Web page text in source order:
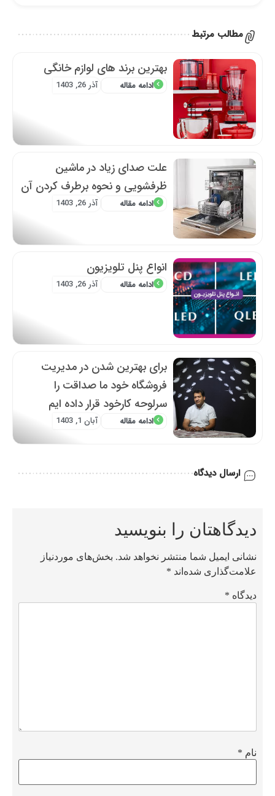
مطالب مرتبط
بهترین برند های لوازم خانگی
ادامه مقاله آذر 26, 1403
علت صدای زیاد در ماشین
ظرفشویی و نحوه برطرف کردن آن
ادامه مقاله آذر 26, 1403
انواع پنل تلویزیون
ادامه مقاله آذر 26, 1403
برای بهترین شدن در مدیریت
فروشگاه خود ما صداقت را
سرلوحه کارخود قرار داده ایم
ادامه مقاله آبان 1, 1403
ارسال دیدگاه
دیدگاهتان را بنویسید
نشانی ایمیل شما منتشر نخواهد شد. بخش‌های موردنیاز
علامت‌گذاری شده‌اند *
دیدگاه *
نام *